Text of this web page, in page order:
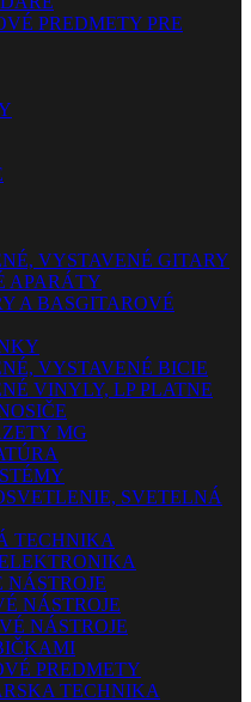
PREDMETY PRE
VYSTAVENÉ GITARY
APARÁTY
A BASGITAROVÉ
VYSTAVENÉ BICIE
VINYLY, LP PLATNE
MG
SVETELNÁ
TECHNIKA
NÁSTROJE
NÁSTROJE
PREDMETY
TECHNIKA